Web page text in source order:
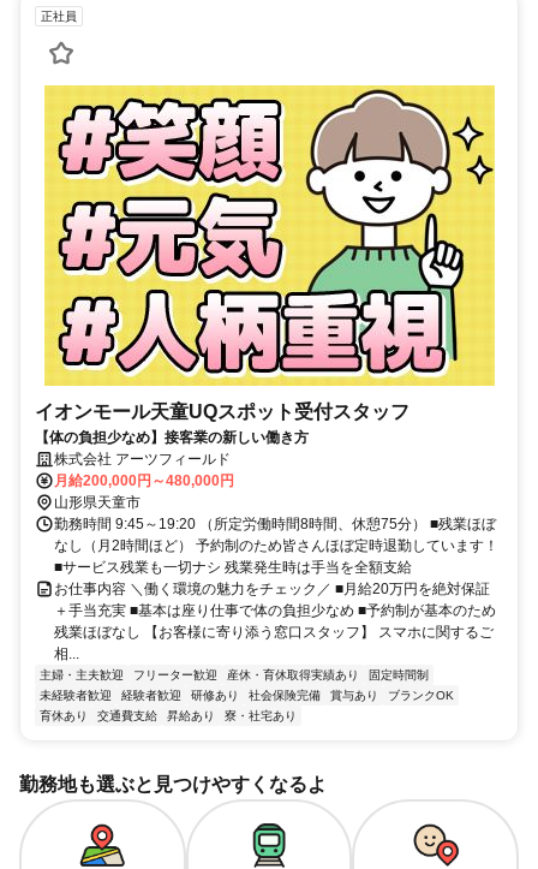
正社員
イオンモール天童UQスポット受付スタッフ
【体の負担少なめ】接客業の新しい働き方
株式会社 アーツフィールド
月給200,000円～480,000円
山形県天童市
勤務時間 9:45～19:20 （所定労働時間8時間、休憩75分） ■残業ほぼ
なし（月2時間ほど） 予約制のため皆さんほぼ定時退勤しています！
■サービス残業も一切ナシ 残業発生時は手当を全額支給
お仕事内容 ＼働く環境の魅力をチェック／ ■月給20万円を絶対保証
＋手当充実 ■基本は座り仕事で体の負担少なめ ■予約制が基本のため
残業ほぼなし 【お客様に寄り添う窓口スタッフ】 スマホに関するご
相...
主婦・主夫歓迎 フリーター歓迎 産休・育休取得実績あり
固定時間制
未経験者歓迎
経験者歓迎 研修あり 社会保険完備 賞与あり
ブランクOK
育休あり
交通費支給 昇給あり 寮・社宅あり
勤務地も選ぶと見つけやすくなるよ